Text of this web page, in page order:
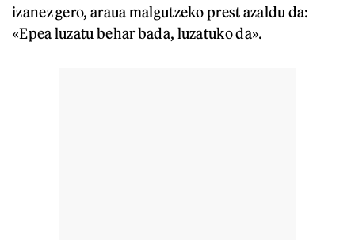
izanez gero, araua malgutzeko prest azaldu da:
«Epea luzatu behar bada, luzatuko da».